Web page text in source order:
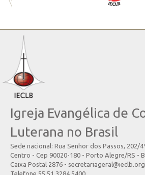
Igreja Evangélica de
Luterana no Brasil
Sede nacional: Rua Senhor dos Passos, 202/
Centro - Cep 90020-180 - Porto Alegre/RS -
Caixa Postal 2876 -
Telefone 55 51 3284.5400